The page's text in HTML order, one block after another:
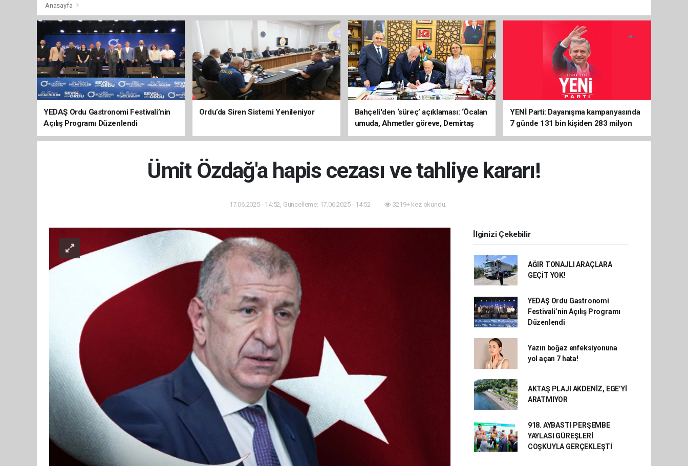
Anasayfa
YEDAŞ Ordu Gastronomi Festivali’nin
Açılış Programı Düzenlendi
Ordu’da Siren Sistemi Yenileniyor
Bahçeli'den ‘süreç’ açıklaması: ‘Öcalan
umuda, Ahmetler göreve, Demirtaş
evine dönmeli’
YENİ Parti: Dayanışma kampanyasında
7 günde 131 bin kişiden 283 milyon
liralık destek
Ümit Özdağ'a hapis cezası ve tahliye kararı!
17.06.2025 - 14:52, Güncelleme: 17.06.2025 - 14:52 3219+ kez okundu.
İlginizi Çekebilir
AĞIR TONAJLI ARAÇLARA
GEÇİT YOK!
YEDAŞ Ordu Gastronomi
Festivali’nin Açılış Programı
Düzenlendi
Yazın boğaz enfeksiyonuna
yol açan 7 hata!
AKTAŞ PLAJI AKDENİZ, EGE’Yİ
ARATMIYOR
918. AYBASTI PERŞEMBE
YAYLASI GÜREŞLERİ
COŞKUYLA GERÇEKLEŞTİ